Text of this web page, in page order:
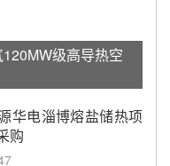
级高导热空
华电淄博熔盐储热项
购